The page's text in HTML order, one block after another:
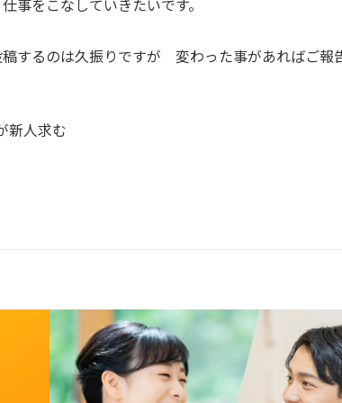
稿するのは久振りですが 変わった事があればご報
新人求む